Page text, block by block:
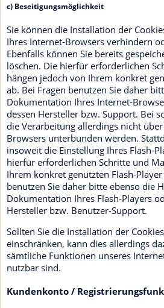
c) Beseitigungsmöglichkeit
Sie können die Installation der
Ihres Internet-Browsers verhindern
Ebenfalls können Sie bereits
löschen. Die hierfür erforderlichen
hängen jedoch von Ihrem konkret
ab. Bei Fragen benutzen Sie daher
Dokumentation Ihres Internet-
dessen Hersteller bzw. Support. Bei
die Verarbeitung allerdings nicht
Browsers unterbunden werden.
insoweit die Einstellung Ihres Flash-
hierfür erforderlichen Schritte und
Ihrem konkret genutzten Flash-Player
benutzen Sie daher bitte ebenso die
Dokumentation Ihres Flash-Players
Hersteller bzw. Benutzer-Support.
Sollten Sie die Installation der
einschränken, kann dies allerdings
sämtliche Funktionen unseres
nutzbar sind.
Kundenkonto /